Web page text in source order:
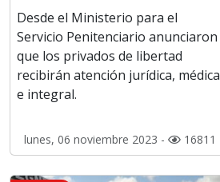
Desde el Ministerio para el
Servicio Penitenciario anunciaron
que los privados de libertad
recibirán atención jurídica, médica
e integral.
lunes, 06 noviembre 2023 - 16811